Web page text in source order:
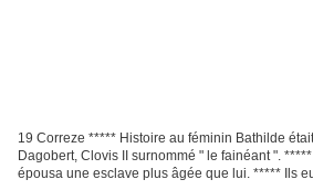
19 Correze ***** Histoire au féminin Bathilde
Dagobert, Clovis II surnommé " le fainéant ".
épousa une esclave plus âgée que lui. ***** Ils